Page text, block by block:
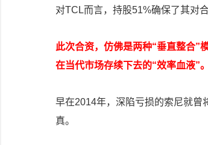
对TCL而言，持股51%确保了其对
此次合资，仿佛是两种“垂直整合”
在当代市场存续下去的“效率血液”。
早在2014年，深陷亏损的索尼就曾
真。